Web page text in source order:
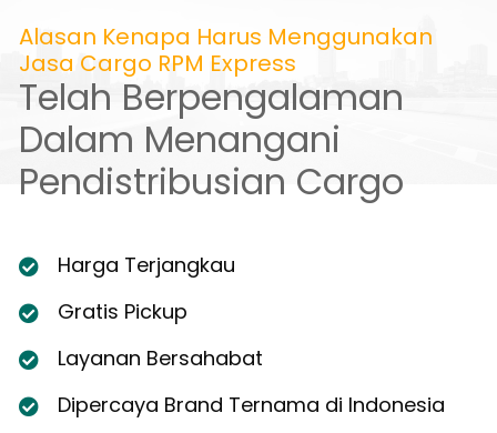
Alasan Kenapa Harus Menggunakan
Jasa Cargo RPM Express
Telah Berpengalaman
Dalam Menangani
Pendistribusian Cargo
Harga Terjangkau
Gratis Pickup
Layanan Bersahabat
Dipercaya Brand Ternama di Indonesia